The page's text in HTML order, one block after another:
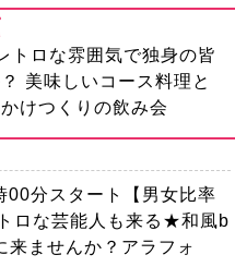
トロな雰囲気で独身の皆
美味しいコース料理と
けつくりの飲み会
00分スタート【男女比率
ロな芸能人も来る★和風b
ませんか？アラフォ